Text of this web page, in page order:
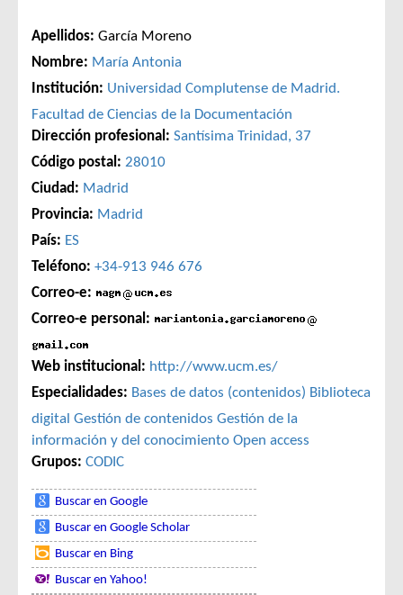
Apellidos: García Moreno
Nombre: María Antonia
Institución: Universidad Complutense de Madrid.
Facultad de Ciencias de la Documentación
Dirección profesional: Santísima Trinidad, 37
Código postal: 28010
Ciudad: Madrid
Provincia: Madrid
País: ES
Teléfono: +34-913 946 676
Correo-e:
Correo-e personal:
Web institucional: http://www.ucm.es/
Especialidades: Bases de datos (contenidos) Biblioteca
digital Gestión de contenidos Gestión de la
información y del conocimiento Open access
Grupos: CODIC
Buscar en Google
Buscar en Google Scholar
Buscar en Bing
Buscar en Yahoo!